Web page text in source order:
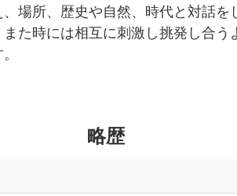
場所、歴史や自然、時代と対話を
た時には相互に刺激し挑発し合う
略歴